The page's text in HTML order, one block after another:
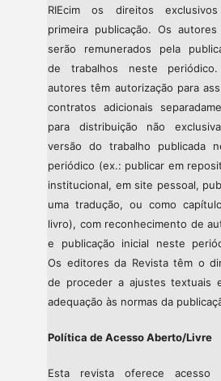
RIEcim os direitos
primeira publicação. Os autores
serão remunerados pela
de trabalhos neste
autores têm autorização para
contratos adicionais
para distribuição não
versão do trabalho publicada
periódico (ex.: publicar em
institucional, em site pessoal,
uma tradução, ou como
livro), com reconhecimento de
e publicação inicial neste
Os editores da Revista têm o
de proceder a ajustes textuais
adequação às normas da
Política de Acesso Aberto/Livre
Esta revista oferece acesso